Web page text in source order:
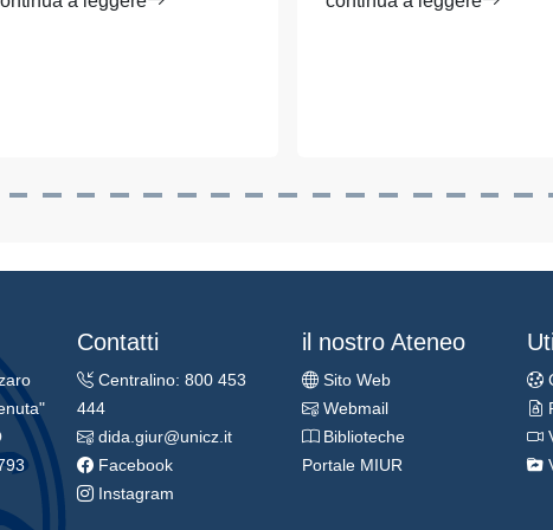
Contatti
Centralino: 800 453
444
dida.giur@unicz.it
Facebook
Instagram
il nostro Ateneo
Sito Web
Webmail
Biblioteche
Portale MIUR